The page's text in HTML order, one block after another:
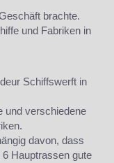
brachte.
und Fabriken in
Schiffswerft in
und verschiedene
davon, dass
Hauptrassen gute